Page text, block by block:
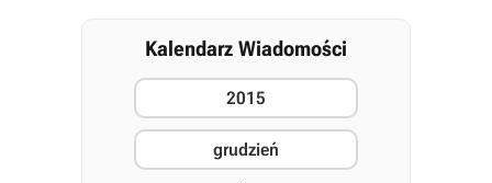
Kalendarz Wiadomości
2015
grudzień